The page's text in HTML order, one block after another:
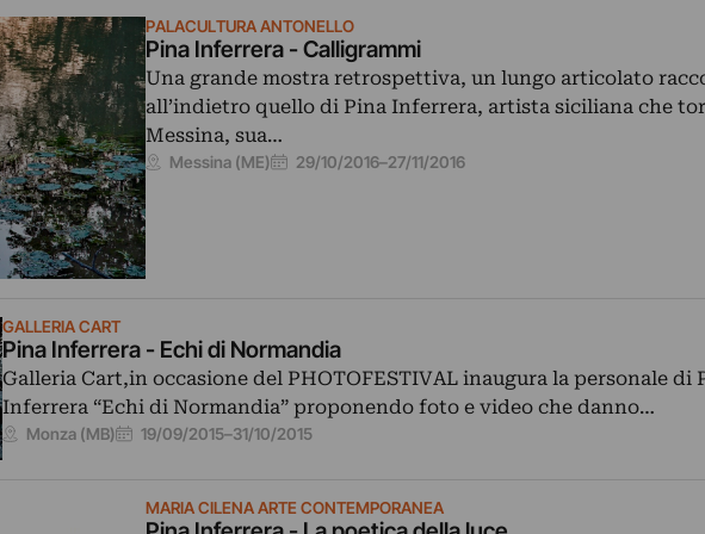
PALACULTURA ANTONELLO
Pina Inferrera - Calligrammi
Una grande mostra retrospettiva, un lungo articolato
all’indietro quello di Pina Inferrera, artista siciliana che
Messina, sua…
Messina (ME) 29/10/2016–27/11/2016
GALLERIA CART
Pina Inferrera - Echi di Normandia
Galleria Cart,in occasione del PHOTOFESTIVAL inaugura la personale di
Inferrera “Echi di Normandia” proponendo foto e video che danno…
Monza (MB) 19/09/2015–31/10/2015
MARIA CILENA ARTE CONTEMPORANEA